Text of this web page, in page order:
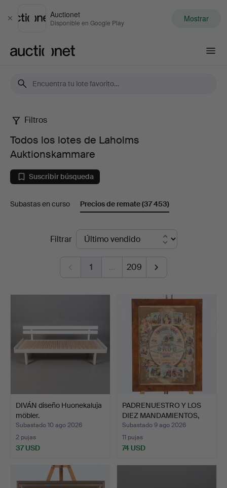
Cerrar
Auctionet
Disponible en Google Play Mostrar
Todos
los
lotes
de
Auktionskammare
Filtros
Todos los lotes de Laholms
Auktionskammare
Suscribir búsqueda
Subastas en curso Precios de remate(37 453)
Filtrar
1 … 209
DIVÁN diseño Huonekaluja
möbler.
Subastado 10 ago 2026
2 pujas
37 USD
PADRENUESTRO Y LOS
DIEZ MANDAMIENTOS,
lito…
Subastado 9 ago 2026
11 pujas
74 USD